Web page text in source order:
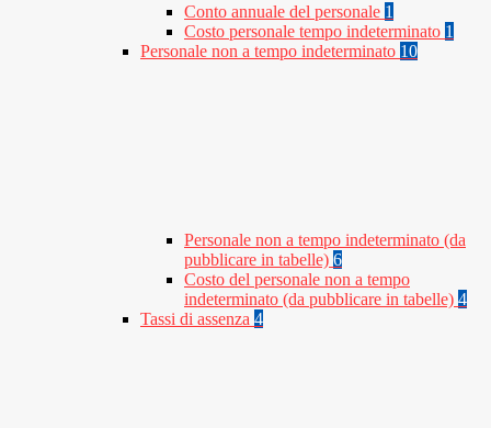
Conto annuale del personale 1
Costo personale tempo indeterminato 1
Personale non a tempo indeterminato 10
Personale non a tempo indeterminato (da
pubblicare in tabelle) 6
Costo del personale non a tempo
indeterminato (da pubblicare in tabelle) 4
Tassi di assenza 4